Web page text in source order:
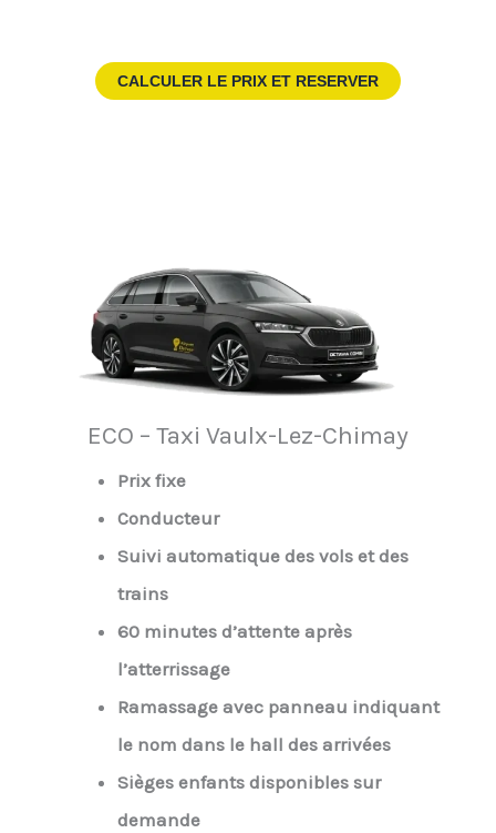
CALCULER LE PRIX ET RESERVER
ECO – Taxi Vaulx-Lez-Chimay
Prix fixe
Conducteur
Suivi automatique des vols et des
trains
60 minutes d’attente après
l’atterrissage
Ramassage avec panneau indiquant
le nom dans le hall des arrivées
Sièges enfants disponibles sur
demande